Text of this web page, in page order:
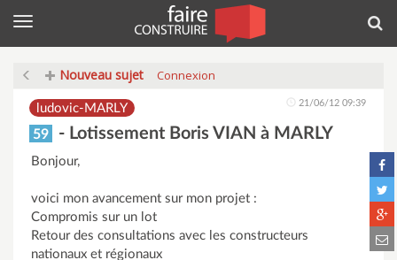
Menu
Nouveau sujet Connexion
ludovic-MARLY 21/06/12 09:39
59 - Lotissement Boris VIAN à MARLY
Bonjour,
voici mon avancement sur mon projet :
Compromis sur un lot
Retour des consultations avec les constructeurs
nationaux et régionaux